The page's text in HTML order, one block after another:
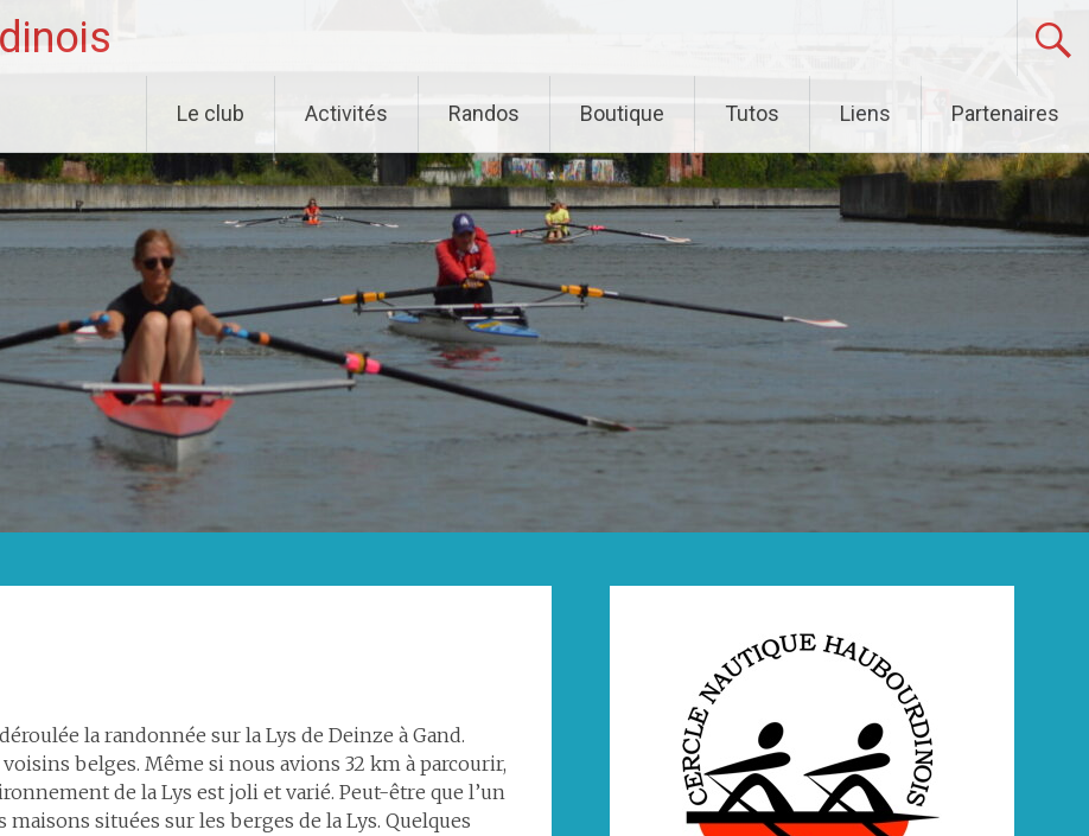
Le club Activités Randos Boutique Tutos Liens Partenaires
la randonnée sur la Lys de Deinze à Gand.
belges. Même si nous avions 32 km à parcourir,
de la Lys est joli et varié. Peut-être que l’un
situées sur les berges de la Lys. Quelques